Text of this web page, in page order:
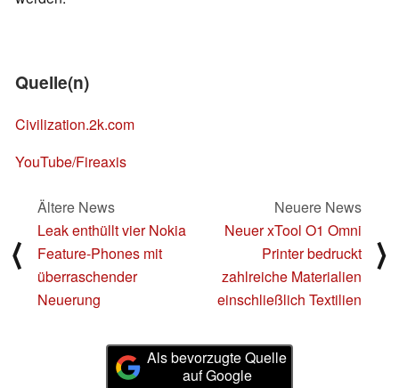
Quelle(n)
Civilization.2k.com
YouTube/Fireaxis
⟨
Ältere News
Leak enthüllt vier Nokia
Feature-Phones mit
überraschender
Neuerung
Neuere News
Neuer xTool O1 Omni
Printer bedruckt
zahlreiche Materialien
einschließlich Textilien
⟩
Als bevorzugte Quelle
auf Google